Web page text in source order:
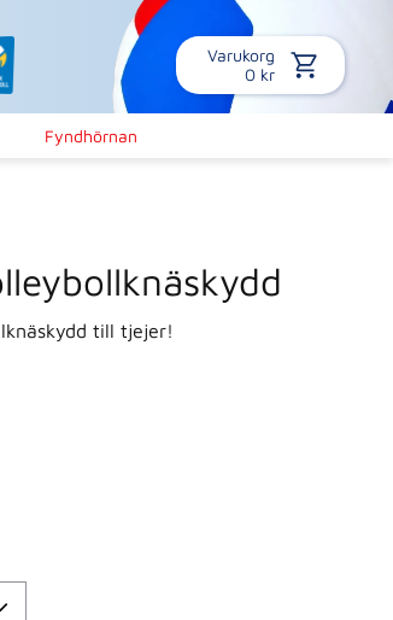
Varukorg
0 kr
Fyndhörnan
till tjejer!